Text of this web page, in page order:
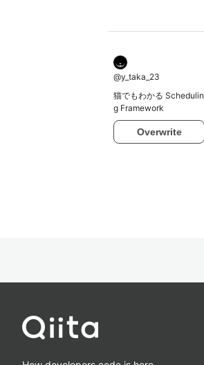
@y_taka_23
猫でもわかる Schedulin
g Framework
Overwrite